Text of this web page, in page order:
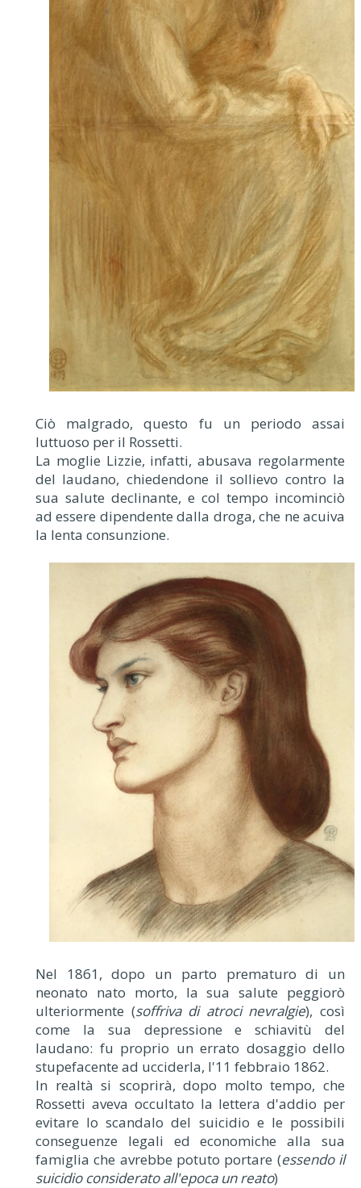
Ciò malgrado, questo fu un periodo assai
luttuoso per il Rossetti.
La moglie Lizzie, infatti, abusava regolarmente
del laudano, chiedendone il sollievo contro la
sua salute declinante, e col tempo incominciò
ad essere dipendente dalla droga, che ne acuiva
la lenta consunzione.
Nel 1861, dopo un parto prematuro di un
neonato nato morto, la sua salute peggiorò
ulteriormente (soffriva di atroci nevralgie), così
come la sua depressione e schiavitù del
laudano: fu proprio un errato dosaggio dello
stupefacente ad ucciderla, l'11 febbraio 1862.
In realtà si scoprirà, dopo molto tempo, che
Rossetti aveva occultato la lettera d'addio per
evitare lo scandalo del suicidio e le possibili
conseguenze legali ed economiche alla sua
famiglia che avrebbe potuto portare (essendo il
suicidio considerato all'epoca un reato)